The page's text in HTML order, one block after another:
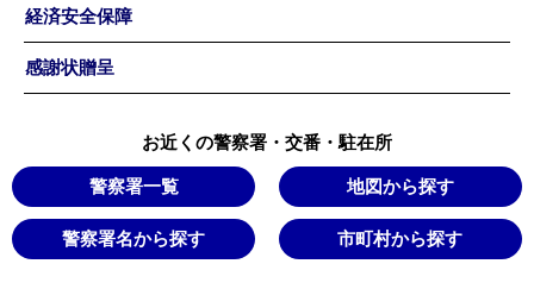
経済安全保障
感謝状贈呈
お近くの警察署・交番・駐在所
警察署一覧 地図から探す
警察署名から探す 市町村から探す